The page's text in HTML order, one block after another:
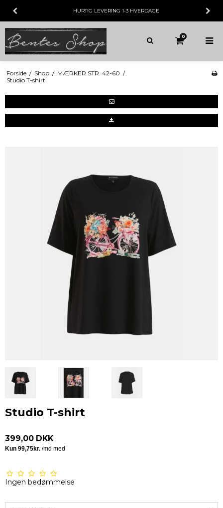
HURTIG LEVERING 1-3 HVERDAGE
0
Forside / Shop / MÆRKER STR. 42-60 /
Studio T-shirt
Studio T-shirt
399,00 DKK
Ingen bedømmelse